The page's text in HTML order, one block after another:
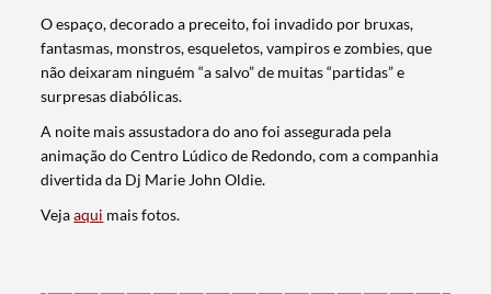
O espaço, decorado a preceito, foi invadido por bruxas,
fantasmas, monstros, esqueletos, vampiros e zombies, que
não deixaram ninguém “a salvo” de muitas “partidas” e
surpresas diabólicas.
A noite mais assustadora do ano foi assegurada pela
animação do Centro Lúdico de Redondo, com a companhia
divertida da Dj Marie John Oldie.
Vejaaqui mais fotos.